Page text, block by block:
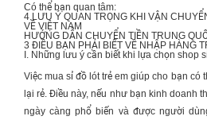
Có thể bạn quan tâm:
4 LƯU Ý QUAN TRỌNG KHI VẬN
VỀ VIỆT NAM
HƯỚNG DẪN CHUYỂN TIỀN TRUNG
3 ĐIỀU BẠN PHẢI BIẾT VỀ NHẬP HÀNG
I. Những lưu ý cần biết khi lựa chọn shop
Việc mua sỉđồ lót trẻ em giúp cho bạn có
lại rẻ. Điều này, nếu như bạn kinh doanh
ngày càng phổ biến và được người